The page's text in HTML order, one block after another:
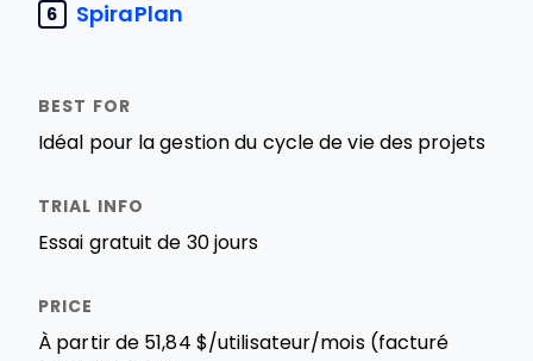
6 SpiraPlan
Idéal pour la gestion du cycle de vie des projets
Essai gratuit de 30 jours
À partir de 51,84 $/utilisateur/mois (facturé